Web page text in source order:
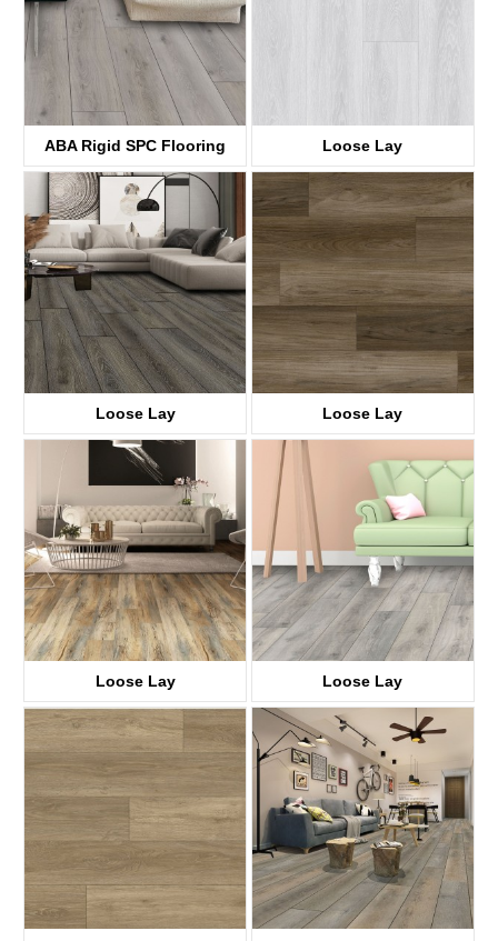
ABA Rigid SPC Flooring
KTV8036 Fotoen
Loose Lay
KTV8017
Loose Lay
KTV8028 Fotoen
Loose Lay
KTV8018 Fotoen
Loose Lay
KTV8008
Loose Lay
KTV8021 Fotoen